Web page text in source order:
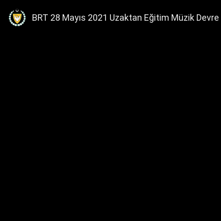
BRT 28 Mayıs 2021 Uzaktan Eğitim Müzik